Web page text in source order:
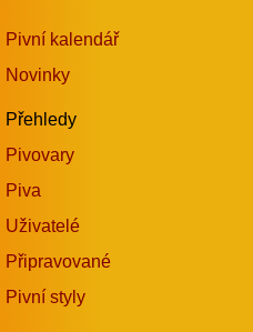
Pivní kalendář
Novinky
Přehledy
Pivovary
Piva
Uživatelé
Připravované
Pivní styly